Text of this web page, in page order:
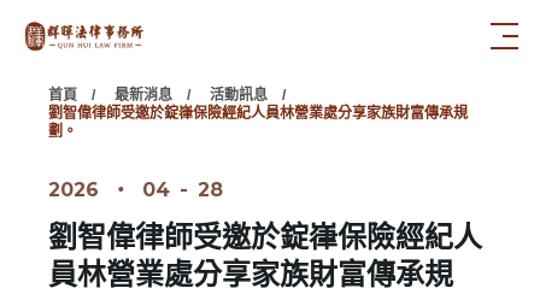
首頁 最新消息
活動訊息
劉智偉律師受邀於錠嵂保險經紀人員林營業處分享家族財富傳承規
劃。
2026 ‧ 04 - 28
劉智偉律師受邀於錠嵂保險經紀人
員林營業處分享家族財富傳承規